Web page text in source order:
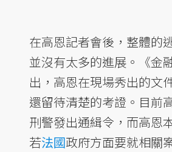
在高恩記者會後，整體的
並沒有太多的進展。《金
出，高恩在現場秀出的文
還留待清楚的考證。目前
刑警發出通緝令，而高恩
若法國政府方面要就相關